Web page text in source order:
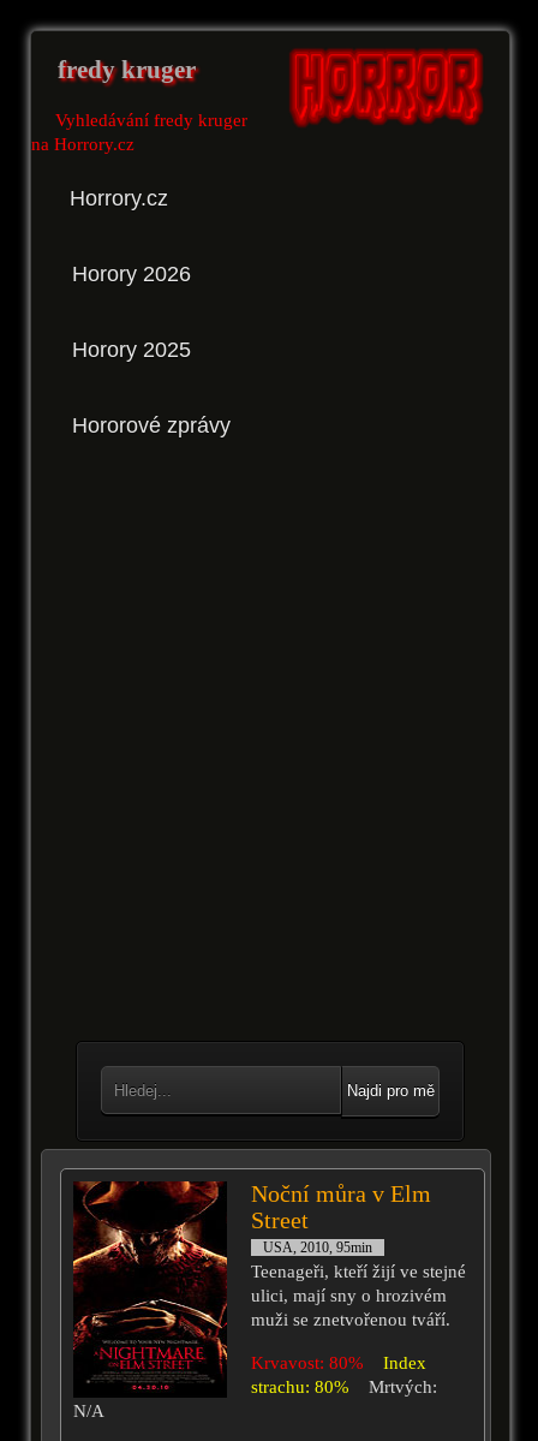
fredy kruger
Vyhledávání fredy kruger
na Horrory.cz
Horrory.cz
Horory 2026
Horory 2025
Hororové zprávy
Najdi pro mě
Noční můra v Elm
Street
USA, 2010, 95min
Teenageři, kteří žijí ve stejné
ulici, mají sny o hrozivém
muži se znetvořenou tváří.
Krvavost: 80%
Index
strachu: 80%
Mrtvých:
N/A